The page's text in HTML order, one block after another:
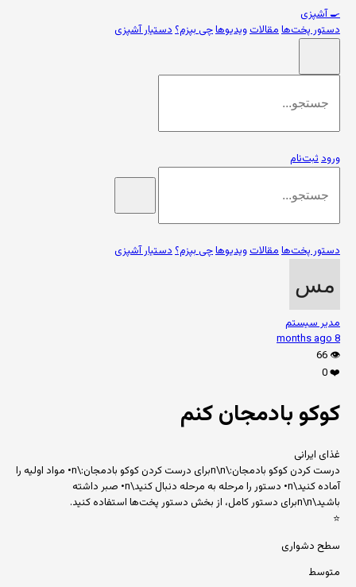
🍳آشپزی
دستور پخت‌هامقالاتویدیوهاچی بپزم؟دستیار آشپزی
ورودثبت‌نام
دستور پخت‌هامقالاتویدیوهاچی بپزم؟دستیار آشپزی
مدیر سیستم
8 months ago
👁️
66
❤️
0
کوکو بادمجان کنم
غذای ایرانی
درست کردن کوکو بادمجان:\n\nبرای درست کردن کوکو بادمجان:\n• مواد اولیه را
آماده کنید\n• دستور را مرحله به مرحله دنبال کنید\n• صبر داشته
باشید\n\nبرای دستور کامل، از بخش دستور پخت‌ها استفاده کنید.
⭐
سطح دشواری
متوسط